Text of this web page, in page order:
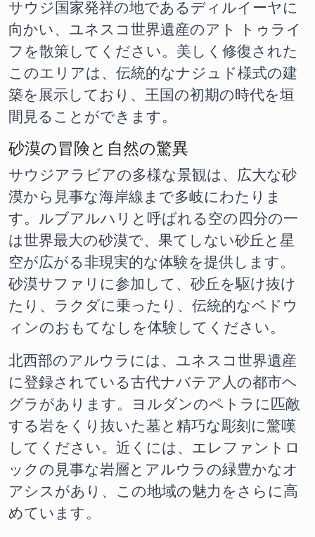
サウジ国家発祥の地であるディルイーヤに
向かい、ユネスコ世界遺産のアト トゥライ
フを散策してください。美しく修復された
このエリアは、伝統的なナジュド様式の建
築を展示しており、王国の初期の時代を垣
間見ることができます。
砂漠の冒険と自然の驚異
サウジアラビアの多様な景観は、広大な砂
漠から見事な海岸線まで多岐にわたりま
す。ルブアルハリと呼ばれる空の四分の一
は世界最大の砂漠で、果てしない砂丘と星
空が広がる非現実的な体験を提供します。
砂漠サファリに参加して、砂丘を駆け抜け
たり、ラクダに乗ったり、伝統的なベドウ
ィンのおもてなしを体験してください。
北西部のアルウラには、ユネスコ世界遺産
に登録されている古代ナバテア人の都市ヘ
グラがあります。ヨルダンのペトラに匹敵
する岩をくり抜いた墓と精巧な彫刻に驚嘆
してください。近くには、エレファントロ
ックの見事な岩層とアルウラの緑豊かなオ
アシスがあり、この地域の魅力をさらに高
めています。